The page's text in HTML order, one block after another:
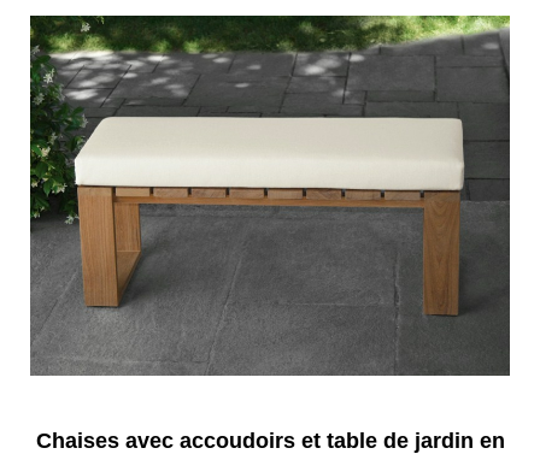
Chaises avec accoudoirs et table de jardin en